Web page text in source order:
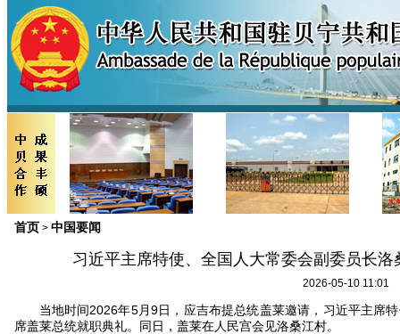
首页 > 中国要闻
习近平主席特使、全国人大常委会副委员长
2026-05-10 11:01
当地时间2026年5月9日，应吉布提总统盖莱邀请，习近平主席
席盖莱总统就职典礼。同日，盖莱在人民宫会见洛桑江村。